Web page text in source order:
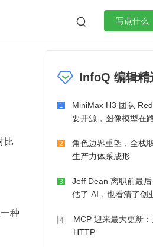
 写点什么
微服务架构 flutter
比
种
InfoQ 编辑精
1
MiniMax H3 团队
要开源，图像模型在
2
角色边界重塑，全栈
生产力体系成形
3
Jeff Dean 离职前最
估了 AI，也看清了创
4
MCP 迎来最大更新
HTTP